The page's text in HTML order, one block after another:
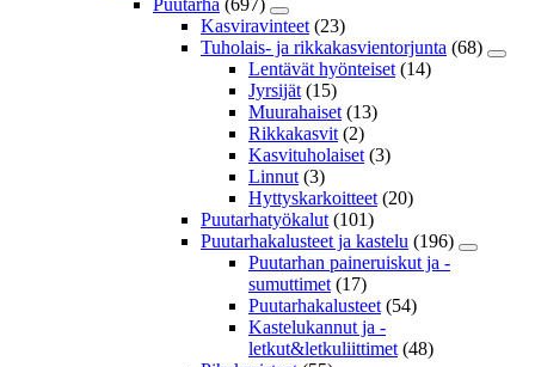
Puutarha (697)
Kasviravinteet (23)
Tuholais- ja rikkakasvientorjunta (68)
Lentävät hyönteiset (14)
Jyrsijät (15)
Muurahaiset (13)
Rikkakasvit (2)
Kasvituholaiset (3)
Linnut (3)
Hyttyskarkoitteet (20)
Puutarhatyökalut (101)
Puutarhakalusteet ja kastelu (196)
Puutarhan paineruiskut ja -
sumuttimet (17)
Puutarhakalusteet (54)
Kastelukannut ja -
letkut&letkuliittimet (48)